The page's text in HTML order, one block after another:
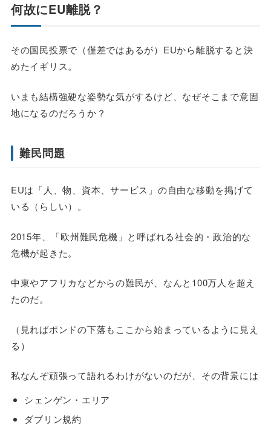
何故にEU離脱？
その国民投票で（僅差ではあるが）EUから離脱すると決
めたイギリス。
いまも結構強硬な姿勢な気がするけど、なぜそこまで意固
地になるのだろうか？
難民問題
EUは「人、物、資本、サービス」の自由な移動を掲げて
いる（らしい）。
2015年、「欧州難民危機」と呼ばれる社会的・政治的な
危機が起きた。
中東やアフリカなどからの難民が、なんと100万人を超え
たのだ。
（見ればポンドの下落もここから始まっているように見え
る）
私なんぞ頑張って語れるわけがないのだが、その背景には
シェンゲン・エリア
ダブリン規約